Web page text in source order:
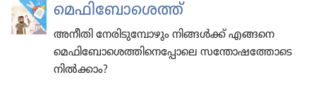
മെഫി​ബോ​ശെത്ത്‌
അനീതി നേരി​ടു​മ്പോ​ഴും നിങ്ങൾക്ക്‌ എങ്ങനെ
മെഫി​ബോ​ശെ​ത്തി​നെ​പ്പോ​ലെ സന്തോ​ഷ​ത്തോ​ടെ
നിൽക്കാം?